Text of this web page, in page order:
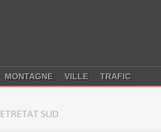
MONTAGNE VILLE TRAFIC
ETRETAT SUD